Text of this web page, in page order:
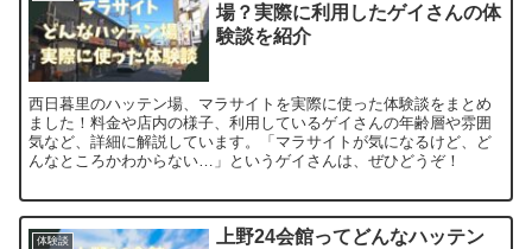
場？実際に利用したゲイさんの体
験談を紹介
西日暮里のハッテン場、マラサイトを実際に使った体験談をまとめ
ました！料金や店内の様子、利用しているゲイさんの年齢層や雰囲
気など、詳細に解説しています。「マラサイトが気になるけど、ど
んなところかわからない…」というゲイさんは、ぜひどうぞ！
体験談
上野24会館ってどんなハッテン